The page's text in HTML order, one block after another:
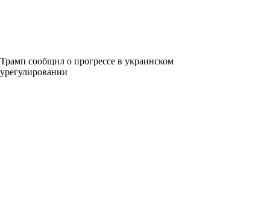
Трамп сообщил о прогрессе в украинском
урегулировании